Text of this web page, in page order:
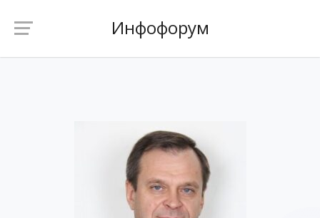
Инфофорум